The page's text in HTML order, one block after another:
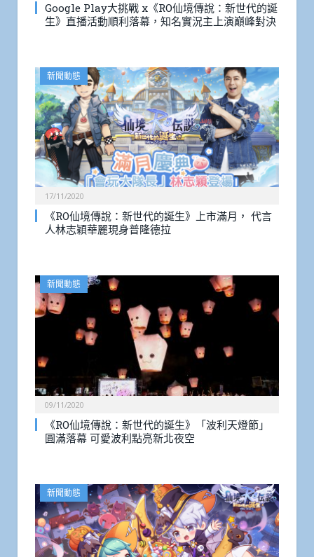
Google Play大挑戰 x《RO仙境傳說：新世代的誕
生》直播活動順利落幕，知名實況主上演巔峰對決
新聞動態
17/11/2020
《RO仙境傳說：新世代的誕生》上市滿月， 代言
人林志穎華麗現身普隆德拉
新聞動態
09/11/2020
《RO仙境傳說：新世代的誕生》「波利天燈節」
圓滿落幕 可愛波利點亮新北夜空
新聞動態